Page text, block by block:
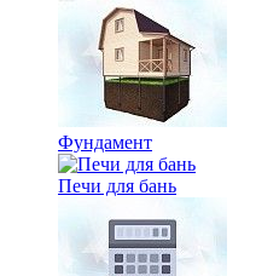
Фундамент
Печи для бань